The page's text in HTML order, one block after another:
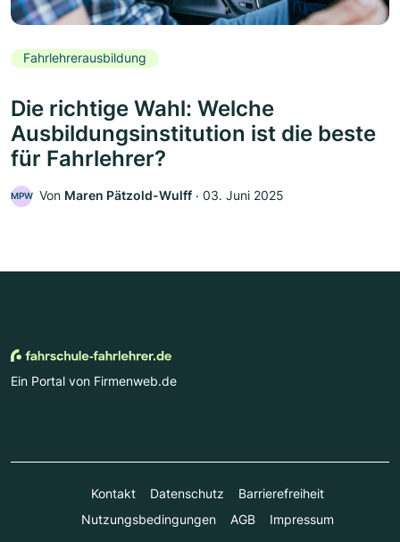
Fahrlehrerausbildung
Die richtige Wahl: Welche
Ausbildungsinstitution ist die beste
für Fahrlehrer?
MPW Von Maren Pätzold-Wulff ‧ 03. Juni 2025
Ein Portal von Firmenweb.de
Kontakt Datenschutz
Barrierefreiheit
Nutzungsbedingungen
AGB Impressum